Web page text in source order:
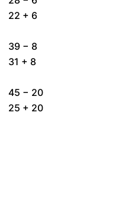
22 + 6
39 − 8
31 + 8
45 − 20
25 + 20